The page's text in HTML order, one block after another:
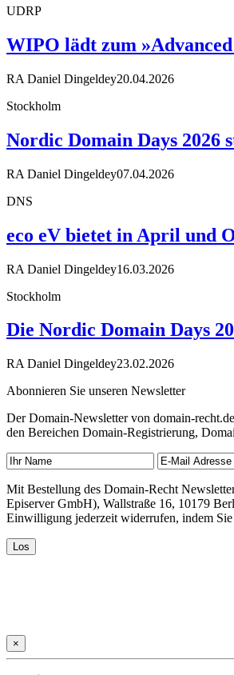
UDRP
WIPO lädt zum
RA Daniel Dingeldey20.04.2026
Stockholm
Nordic Domain Days 2026
RA Daniel Dingeldey07.04.2026
DNS
eco eV bietet in April und
RA Daniel Dingeldey16.03.2026
Stockholm
Die Nordic Domain Days
RA Daniel Dingeldey23.02.2026
Abonnieren Sie unseren Newsletter
Der Domain-Newsletter von domain-
den Bereichen Domain-Registrierung,
Mit Bestellung des Domain-Recht
Episerver GmbH), Wallstraße 16, 10179
Einwilligung jederzeit widerrufen, indem
×